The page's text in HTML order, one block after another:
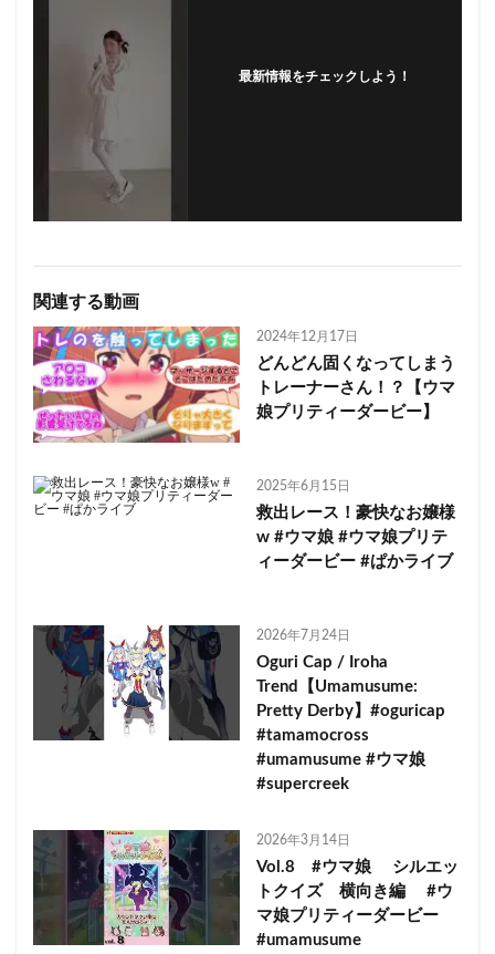
最新情報をチェックしよう！
関連する動画
2024年12月17日
どんどん固くなってしまう
トレーナーさん！？【ウマ
娘プリティーダービー】
2025年6月15日
救出レース！豪快なお嬢様
w #ウマ娘 #ウマ娘プリテ
ィーダービー #ぱかライブ
2026年7月24日
Oguri Cap / Iroha
Trend【Umamusume:
Pretty Derby】#oguricap
#tamamocross
#umamusume #ウマ娘
#supercreek
2026年3月14日
Vol.8 #ウマ娘 シルエッ
トクイズ 横向き編 #ウ
マ娘プリティーダービー
#umamusume